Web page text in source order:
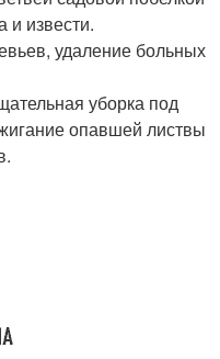
и извести.
удаление больных
уборка под
опавшей листвы